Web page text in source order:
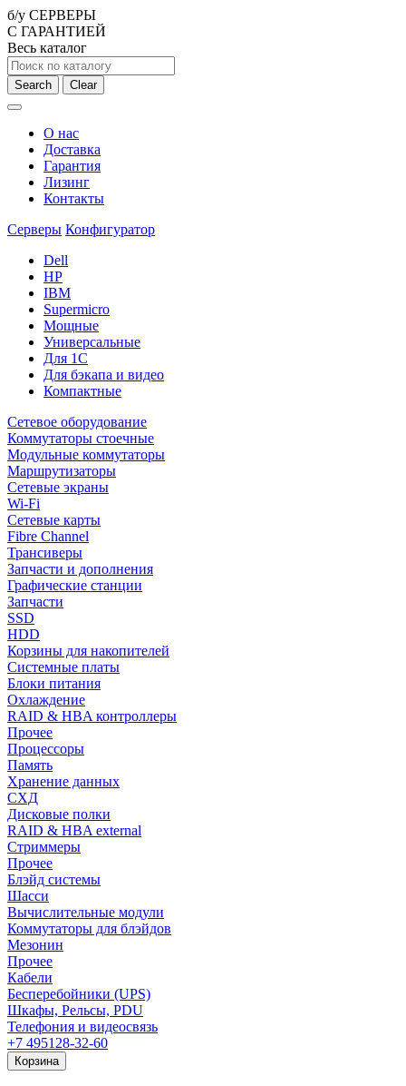
б/у СЕРВЕРЫ
С ГАРАНТИЕЙ
Весь каталог
Search Clear
О нас
Доставка
Гарантия
Лизинг
Контакты
Серверы Конфигуратор
Dell
HP
IBM
Supermicro
Мощные
Универсальные
Для 1С
Для бэкапа и видео
Компактные
Сетевое оборудование
Коммутаторы стоечные
Модульные коммутаторы
Маршрутизаторы
Сетевые экраны
Wi-Fi
Сетевые карты
Fibre Channel
Трансиверы
Запчасти и дополнения
Графические станции
Запчасти
SSD
HDD
Корзины для накопителей
Системные платы
Блоки питания
Охлаждение
RAID & HBA контроллеры
Прочее
Процессоры
Память
Хранение данных
СХД
Дисковые полки
RAID & HBA external
Стриммеры
Прочее
Блэйд системы
Шасси
Вычислительные модули
Коммутаторы для блэйдов
Мезонин
Прочее
Кабели
Бесперебойники (UPS)
Шкафы, Рельсы, PDU
Телефония и видеосвязь
+7 495128-32-60
Корзина